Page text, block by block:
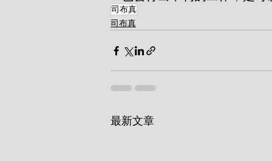
司布真
司布真
最新文章